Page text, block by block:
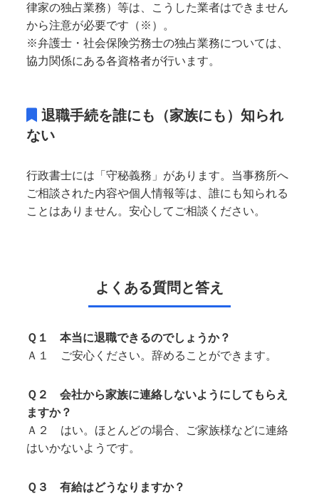
律家の独占業務）等は、こうした業者はできません
から注意が必要です（※）。
※弁護士・社会保険労務士の独占業務については、
協力関係にある各資格者が行います。
退職手続を誰にも（家族にも）知られ
ない
行政書士には「守秘義務」があります。当事務所へ
ご相談された内容や個人情報等は、誰にも知られる
ことはありません。安心してご相談ください。
よくある質問と答え
Ｑ１ 本当に退職できるのでしょうか？
Ａ１ ご安心ください。辞めることができます。
Ｑ２ 会社から家族に連絡しないようにしてもらえ
ますか？
Ａ２ はい。ほとんどの場合、ご家族様などに連絡
はいかないようです。
Ｑ３ 有給はどうなりますか？